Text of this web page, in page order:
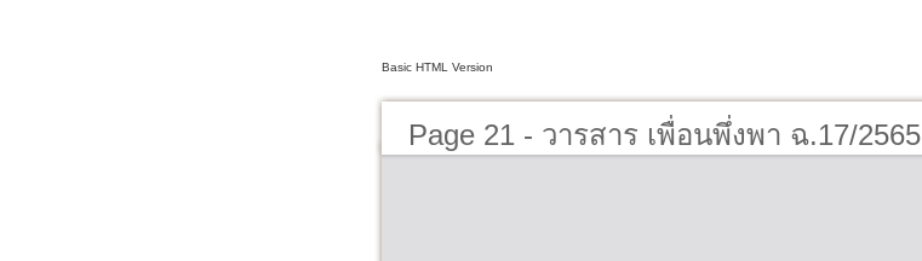
Basic HTML Version
Page 21 - วารสาร เพื่อนพึ่งพา ฉ.17/2565